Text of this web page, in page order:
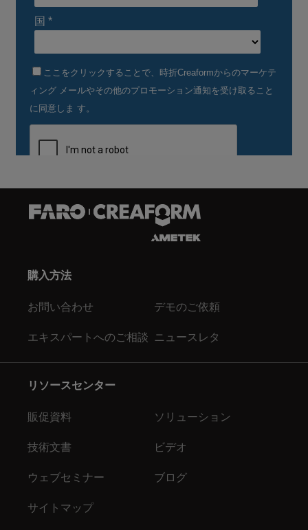
購入方法
お問い合わせ デモのご依頼
エキスパートへのご相談 ニュースレタ
リソースセンター
販促資料 ソリューション
技術文書 ビデオ
ウェブセミナー ブログ
サイトマップ